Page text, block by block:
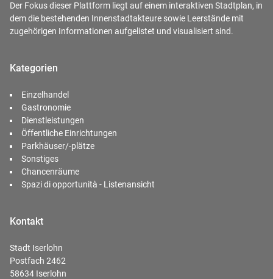
Der Fokus dieser Plattform liegt auf einem interaktiven Stadtplan, in
dem die bestehenden Innenstadtakteure sowie Leerstände mit
zugehörigen Informationen aufgelistet und visualisiert sind.
Kategorien
Einzelhandel
Gastronomie
Dienstleistungen
Öffentliche Einrichtungen
Parkhäuser/-plätze
Sonstiges
Chancenräume
Spazi di opportunità - Listenansicht
Kontakt
Stadt Iserlohn
Postfach 2462
58634 Iserlohn